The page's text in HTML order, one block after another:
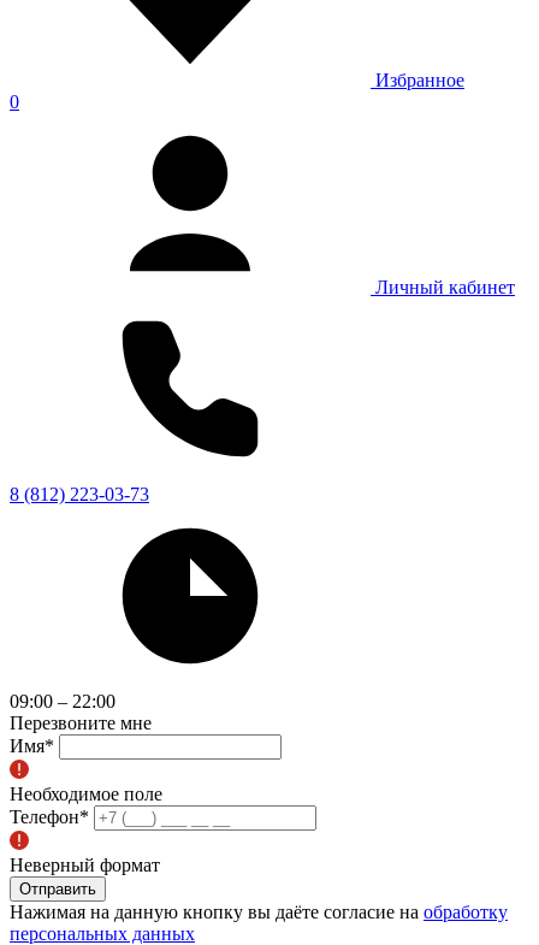
Избранное
0
Личный кабинет
8 (812) 223-03-73
09:00 – 22:00
Перезвоните мне
Имя*
Необходимое поле
Телефон*
Неверный формат
Отправить
Нажимая на данную кнопку вы даёте согласие на обработку
персональных данных